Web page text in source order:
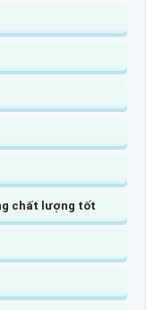
chất lượng tốt